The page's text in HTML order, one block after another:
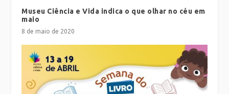
Museu Ciência e Vida indica o que olhar no céu em
maio
8 de maio de 2020